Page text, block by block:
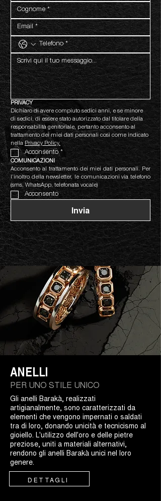
PRIVACY
Dichiaro di avere compiuto sedici anni, e se minore
di sedici, di essere stato autorizzato dal titolare della
responsabilità genitoriale, pertanto acconsento al
trattamento dei miei dati personali così come indicato
nella Privacy Policy.
Acconsento *
COMUNICAZIONI
Acconsento al trattamento dei miei dati personali. Per
l’inoltro della newsletter, le comunicazioni via telefono
(sms, WhatsApp, telefonata vocale)
Acconsento
Invia
ANELLI
PER UNO STILE UNICO
Gli anelli Barakà, realizzati
artigianalmente, sono caratterizzati da
elementi che vengono impernati o saldati
tra di loro, donando unicità e tecnicismo al
gioiello. L'utilizzo dell'oro e delle pietre
preziose, uniti a materiali alternativi,
rendono gli anelli Barakà unici nel loro
genere.
DETTAGLI